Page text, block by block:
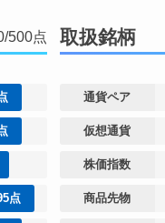
500点
点
取扱銘柄
通貨ペア
仮想通貨
株価指数
商品先物